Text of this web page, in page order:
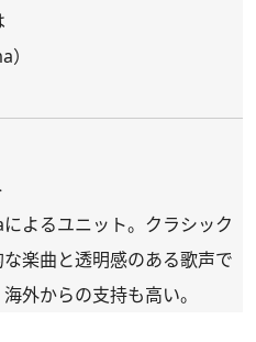
）
よるユニット。クラシック
楽曲と透明感のある歌声で
外からの支持も高い。